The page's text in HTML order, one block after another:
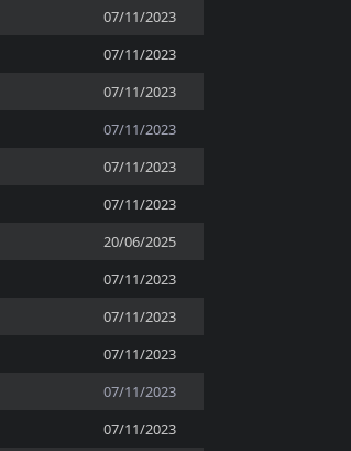
07/11/2023
07/11/2023
07/11/2023
07/11/2023
07/11/2023
07/11/2023
20/06/2025
07/11/2023
07/11/2023
07/11/2023
07/11/2023
07/11/2023